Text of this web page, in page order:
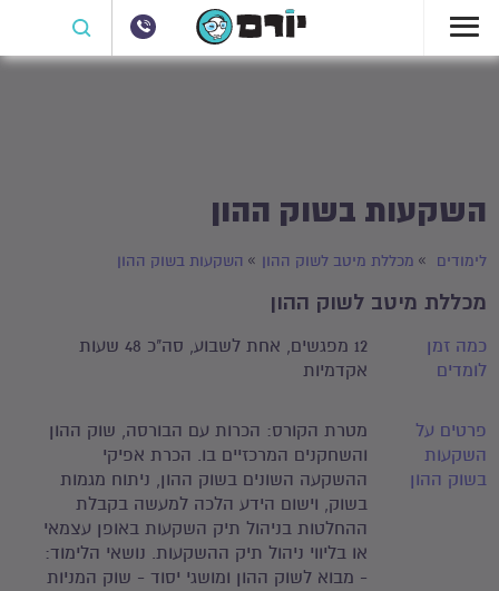
השקעות בשוק ההון
לימודים מכללת מיטב לשוק ההון השקעות בשוק ההון
מכללת מיטב לשוק ההון
כמה זמן
לומדים
12 מפגשים, אחת לשבוע, סה"כ 48 שעות
אקדמיות
פרטים על
השקעות
בשוק ההון
מטרת הקורס: הכרות עם הבורסה, שוק ההון
והשחקנים המרכזיים בו. הכרת אפיקי
ההשקעה השונים בשוק ההון, ניתוח מגמות
בשוק, וישום הידע הלכה למעשה בקבלת
ההחלטות בניהול תיק השקעות באופן עצמאי
או בליווי ניהול תיק ההשקעות. נושאי הלימוד:
- מבוא לשוק ההון ומושגי יסוד - שוק המניות